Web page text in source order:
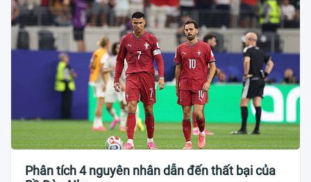
Phân tích 4 nguyên nhân dẫn đến thất bại của